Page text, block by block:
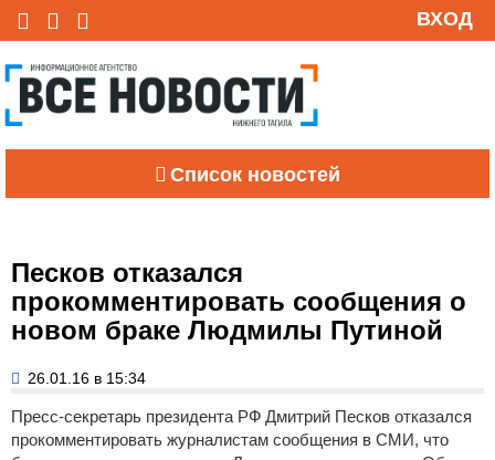
ВХОД
Список новостей
Песков отказался
прокомментировать сообщения о
новом браке Людмилы Путиной
26.01.16 в 15:34
Пресс-секретарь президента РФ Дмитрий Песков отказался
прокомментировать журналистам сообщения в СМИ, что